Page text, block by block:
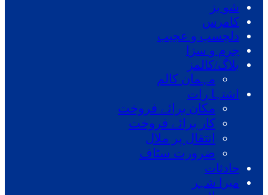
شو بز
کامرس
دلچسپ و عجیب
جرم و سزا
بلاگ/کالمز
مہمان کالم
اشتہا رات
مکان برائے فروخت
کار برائے فروخت
انتقال پر ملال
ضرورت سٹاف
حادثات
میرا شہر